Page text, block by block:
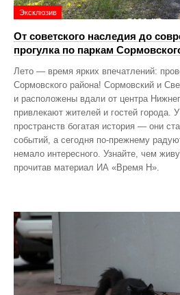
Эксклюзив
От советского наследия до
прогулка по паркам
Лето — время ярких впечатлений:
Сормовского района! Сормовский и
и расположены вдали от центра
привлекают жителей и гостей города.
пространств богатая история — они
событий, а сегодня по‑прежнему
немало интересного. Узнайте, чем
прочитав материал ИА «Время Н».